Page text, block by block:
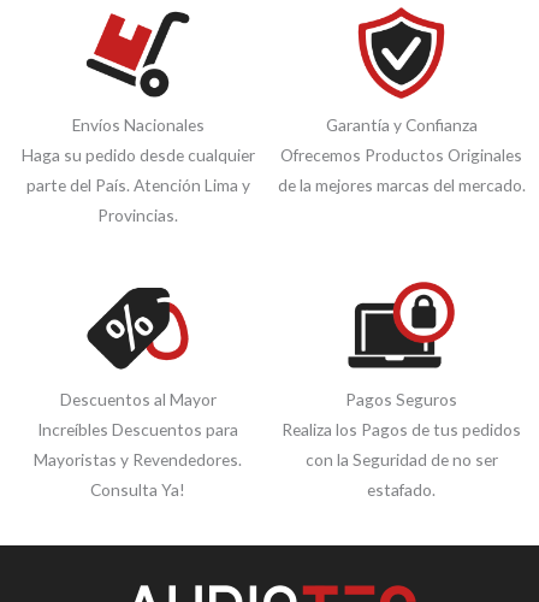
Envíos Nacionales
Haga su pedido desde cualquier
parte del País. Atención Lima y
Provincias.
Garantía y Confianza
Ofrecemos Productos Originales
de la mejores marcas del mercado.
Descuentos al Mayor
Increíbles Descuentos para
Mayoristas y Revendedores.
Consulta Ya!
Pagos Seguros
Realiza los Pagos de tus pedidos
con la Seguridad de no ser
estafado.